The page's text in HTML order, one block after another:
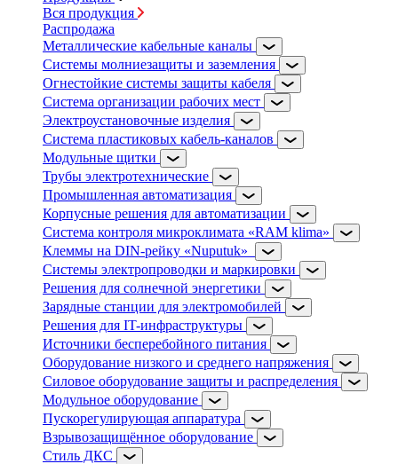
Вся продукция
Распродажа
Металлические кабельные каналы
Системы молниезащиты и заземления
Огнестойкие системы защиты кабеля
Система организации рабочих мест
Электроустановочные изделия
Система пластиковых кабель-каналов
Модульные щитки
Трубы электротехнические
Промышленная автоматизация
Корпусные решения для автоматизации
Система контроля микроклимата «RAM klima»
Клеммы на DIN-рейку «Nuputuk»
Системы электропроводки и маркировки
Решения для солнечной энергетики
Зарядные станции для электромобилей
Решения для IT-инфраструктуры
Источники бесперебойного питания
Оборудование низкого и среднего напряжения
Силовое оборудование защиты и распределения
Модульное оборудование
Пускорегулирующая аппаратура
Взрывозащищённое оборудование
Стиль ДКС